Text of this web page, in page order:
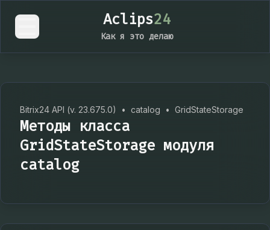
Aclips24
Как я это делаю
Bitrix24 API (v. 23.675.0) • catalog • GridStateStorage
Методы класса
GridStateStorage модуля
catalog